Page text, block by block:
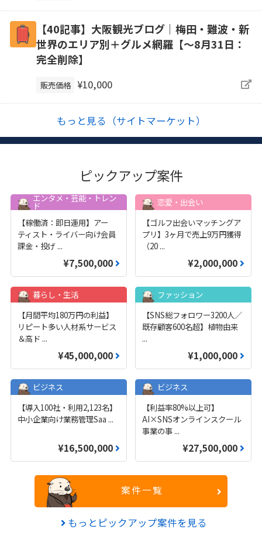
【40記事】大阪観光ブログ｜梅田・難波・新
世界のエリア別＋グルメ網羅【～8月31日：
完全削除】
販売価格 ¥10,000
もっと見る（サイトマーケット）
ピックアップ案件
エンタメ・芸能・トレン
ド
【稼働済：即日運用】アー
ティスト・ライバー向け会員
課金・投げ ...
¥7,500,000
恋愛・出会い
【ゴルフ出会いマッチングア
プリ】3ヶ月で売上9万円獲得
（20 ...
¥2,000,000
暮らし・生活
【月間平均180万円の利益】
リピート多い人材系サービス
＆高ド ...
¥45,000,000
ファッション
【SNS総フォロワー3200人／
既存顧客600名超】植物由来
...
¥1,000,000
ビジネス
【導入100社・利用2,123名】
中小企業向け業務管理Saa ...
¥16,500,000
ビジネス
【利益率80%以上可】
AI×SNSオンラインスクール
事業の事 ...
¥27,500,000
案件一覧
もっとピックアップ案件を見る